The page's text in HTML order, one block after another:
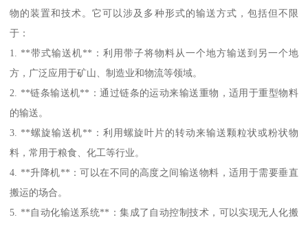
物的装置和技术。它可以涉及多种形式的输送方式，包括但不限
于：
1. **带式输送机**：利用带子将物料从一个地方输送到另一个地
方，广泛应用于矿山、制造业和物流等领域。
2. **链条输送机**：通过链条的运动来输送重物，适用于重型物料
的输送。
3. **螺旋输送机**：利用螺旋叶片的转动来输送颗粒状或粉状物
料，常用于粮食、化工等行业。
4. **升降机**：可以在不同的高度之间输送物料，适用于需要垂直
搬运的场合。
5. **自动化输送系统**：集成了自动控制技术，可以实现无人化搬